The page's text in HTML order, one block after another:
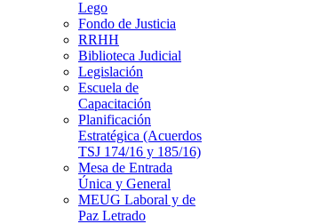
Lego
Fondo de Justicia
RRHH
Biblioteca Judicial
Legislación
Escuela de
Capacitación
Planificación
Estratégica (Acuerdos
TSJ 174/16 y 185/16)
Mesa de Entrada
Única y General
MEUG Laboral y de
Paz Letrado